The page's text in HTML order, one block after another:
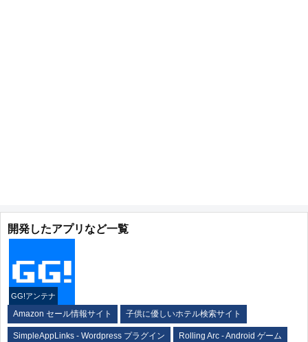
開発したアプリなど一覧
GG!アンテナ
Amazon セール情報サイト 子供に優しいホテル検索サイト
SimpleAppLinks - Wordpress プラグイン Rolling Arc - Android ゲーム